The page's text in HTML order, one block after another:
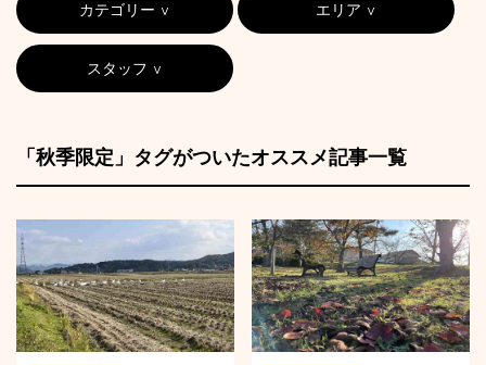
カテゴリー エリア
スタッフ
「秋季限定」タグがついたオススメ記事一覧